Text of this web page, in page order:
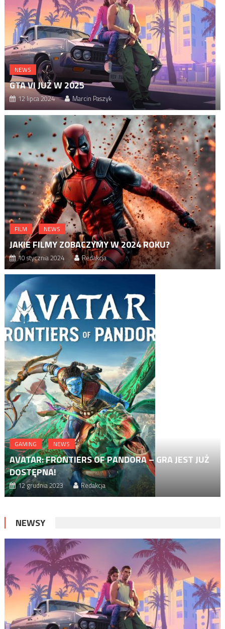
NEWS
GTA VI JUŻ W 2025
12 lipca 2024 Marcin Paszyk
FILM NEWS
JAKIE FILMY ZOBACZYMY W 2024 ROKU?
10 stycznia 2024 Redakcja
GAMING NEWS
AVATAR: FRONTIERS OF PANDORA – GRA JEST JUŻ
DOSTĘPNA!
12 grudnia 2023 Redakcja
NEWSY